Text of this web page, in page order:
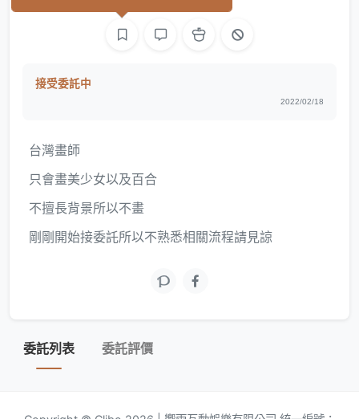
接受委託中
2022/02/18
台灣畫師
只會畫美少女以及百合
不擅長背景所以不畫
剛剛開始接委託所以不熟悉相關流程請見諒
委託列表 委託評價